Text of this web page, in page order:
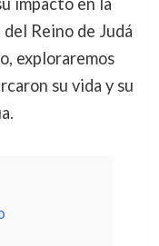
Reino de Judá
exploraremos
su vida y su